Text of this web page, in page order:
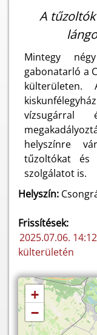
A
Mintegy
gabonatarló a
vízsugárral
helyszínre
tűzoltókat és
szolgálatot is.
Helyszín:
Frissítések:
2025.07.06.
külterületén
+
−